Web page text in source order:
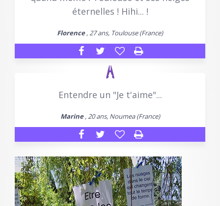
éternelles ! Hihi... !
Florence, 27 ans, Toulouse (France)
Entendre un "Je t'aime"...
Marine, 20 ans, Noumea (France)